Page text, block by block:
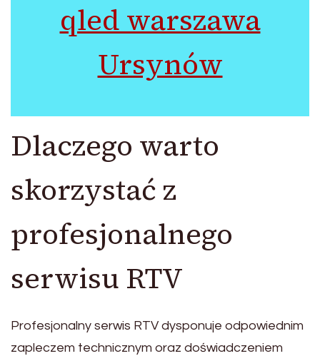
qled warszawa
Ursynów
Dlaczego warto
skorzystać z
profesjonalnego
serwisu RTV
Profesjonalny serwis RTV dysponuje odpowiednim
zapleczem technicznym oraz doświadczeniem